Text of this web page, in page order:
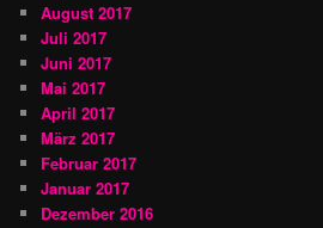
August 2017
Juli 2017
Juni 2017
Mai 2017
April 2017
März 2017
Februar 2017
Januar 2017
Dezember 2016